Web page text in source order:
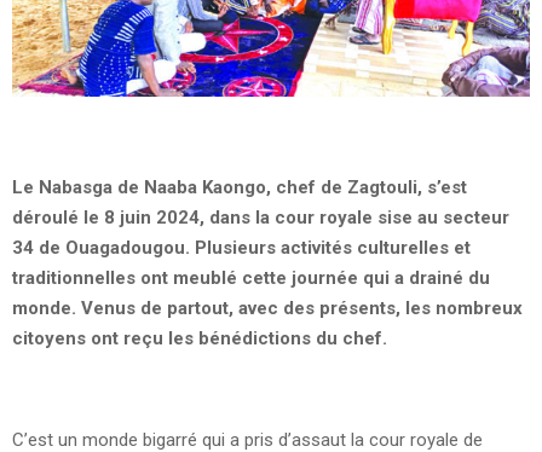
Le Nabasga de Naaba Kaongo, chef de Zagtouli, s’est
déroulé le 8 juin 2024, dans la cour royale sise au secteur
34 de Ouagadougou. Plusieurs activités culturelles et
traditionnelles ont meublé cette journée qui a drainé du
monde. Venus de partout, avec des présents, les nombreux
citoyens ont reçu les bénédictions du chef.
C’est un monde bigarré qui a pris d’assaut la cour royale de